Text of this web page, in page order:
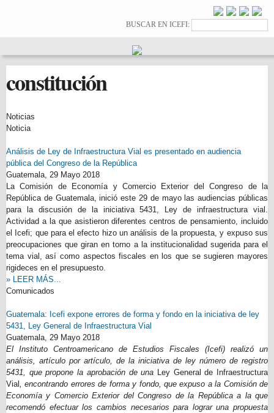
principalFormulario de
búsqueda
BUSCAR EN ICEFI:
constitución
Noticias
Noticia
Análisis de Ley de Infraestructura Vial es presentado en audiencia
pública del Congreso de la República
Guatemala, 29 Mayo 2018
La Comisión de Economía y Comercio Exterior del Congreso de la
República de Guatemala, inició este 29 de mayo las audiencias públicas
para la discusión de la iniciativa 5431, Ley de infraestructura vial.
Actividad a la que asistieron diferentes centros de pensamiento, incluido
el Icefi; que para el efecto hizo un análisis de la propuesta, y expuso sus
preocupaciones que giran en torno a la institucionalidad sugerida para el
tema vial, así como aspectos fiscales en los que se sugieren mayores
rigideces en el presupuesto.
» LEER MÁS...
Comunicados
Guatemala: Icefi expone errores de forma y fondo en la iniciativa de ley
5431, Ley General de Infraestructura Vial
Guatemala, 29 Mayo 2018
El Instituto Centroamericano de Estudios Fiscales (Icefi) realizó un
análisis, artículo por artículo, de la iniciativa de ley número de registro
5431, que propone la aprobación de una Ley General de Infraestructura
Vial , encontrando errores de forma y fondo, que expuso a la Comisión de
Economía y Comercio Exterior del Congreso de la República a la que
recomendó efectuar los cambios necesarios para lograr una propuesta